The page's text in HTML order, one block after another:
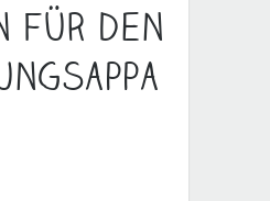
für den